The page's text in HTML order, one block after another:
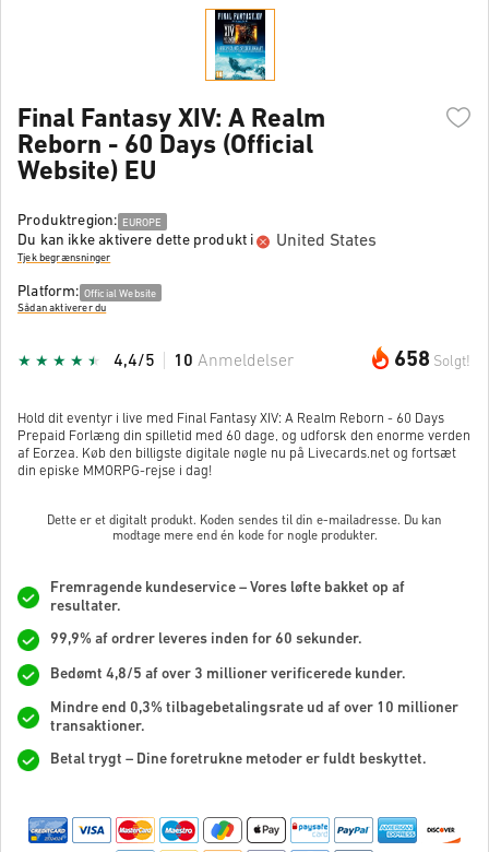
Final Fantasy XIV: A Realm
Reborn - 60 Days (Official
Website) EU
Produktregion: EUROPE
Du kan ikke aktivere dette produkt i United States
Tjek begrænsninger
Platform: Official Website
Sådan aktiverer du
658 Solgt!
4,4/5 10 Anmeldelser
Hold dit eventyr i live med Final Fantasy XIV: A Realm Reborn - 60 Days
Prepaid Forlæng din spilletid med 60 dage, og udforsk den enorme verden
af ​​Eorzea. Køb den billigste digitale nøgle nu på Livecards.net og fortsæt
din episke MMORPG-rejse i dag!
Dette er et digitalt produkt. Koden sendes til din e-mailadresse. Du kan
modtage mere end én kode for nogle produkter.
Fremragende kundeservice – Vores løfte bakket op af
resultater.
99,9% af ordrer leveres inden for 60 sekunder.
Bedømt 4,8/5 af over 3 millioner verificerede kunder.
Mindre end 0,3% tilbagebetalingsrate ud af over 10 millioner
transaktioner.
Betal trygt – Dine foretrukne metoder er fuldt beskyttet.